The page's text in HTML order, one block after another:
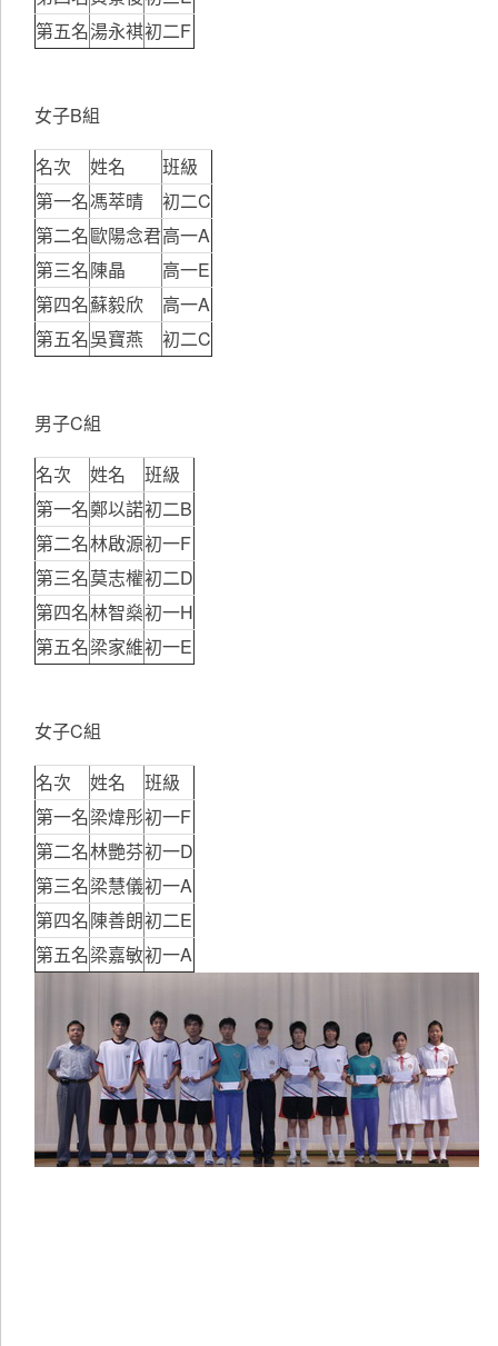
第五名湯永褀初二F
女子B組
名次
姓名
班級
第一名馮萃晴
初二C
第二名歐陽念君高一A
第三名陳晶
高一E
第四名蘇毅欣
高一A
第五名吳寶燕 初二C
男子C組
名次
姓名
班級
第一名鄭以諾初二B
第二名林啟源初一F
第三名莫志權初二D
第四名林智燊初一H
第五名梁家維初一E
女子C組
名次
姓名
班級
第一名梁煒彤初一F
第二名林艷芬初一D
第三名梁慧儀初一A
第四名陳善朗初二E
第五名梁嘉敏初一A